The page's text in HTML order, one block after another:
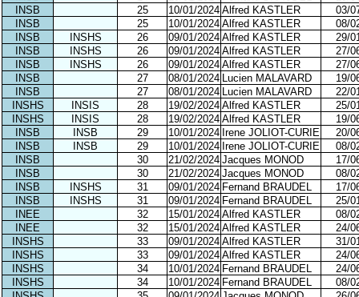
INSB
25 10/01/2024 Alfred KASTLER
03/
INSB
25 10/01/2024 Alfred KASTLER
08/
INSB
INSHS 26 09/01/2024 Alfred KASTLER
29/
INSB
INSHS 26 09/01/2024 Alfred KASTLER
27/
INSB
INSHS 26 09/01/2024 Alfred KASTLER
27/
INSB
27 08/01/2024 Lucien MALAVARD
19/
INSB
27 08/01/2024 Lucien MALAVARD
22/
INSHS
INSIS 28 19/02/2024 Alfred KASTLER
25/
INSHS
INSIS 28 19/02/2024 Alfred KASTLER
19/
INSB
INSB 29 10/01/2024 Irene JOLIOT-CURIE
20/
INSB
INSB 29 10/01/2024 Irene JOLIOT-CURIE
08/
INSB
30 21/02/2024 Jacques MONOD
17/
INSB
30 21/02/2024 Jacques MONOD
08/
INSB
INSHS 31 09/01/2024 Fernand BRAUDEL
17/
INSB
INSHS 31 09/01/2024 Fernand BRAUDEL
25/
INEE
32 15/01/2024 Alfred KASTLER
08/
INEE
32 15/01/2024 Alfred KASTLER
24/
INSHS
33 09/01/2024 Alfred KASTLER
31/
INSHS
33 09/01/2024 Alfred KASTLER
24/
INSHS
34 10/01/2024 Fernand BRAUDEL
24/
INSHS
34 10/01/2024 Fernand BRAUDEL
08/